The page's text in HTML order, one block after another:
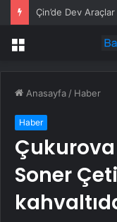
Menü
Anasayfa / Haber
Haber
Çukurova
Soner